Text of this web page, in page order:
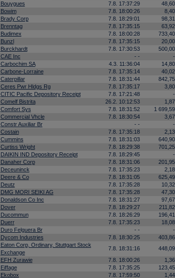
Bouygues 7.8. 17:37:29 48,60
Bowim 7.8. 18:00:26 8,40
Brady Corp 7.8. 18:29:01 98,31
Brenntag 7.8. 17:35:15 63,92
Budimex 7.8. 18:00:28 733,40
Bunzl 7.8. 17:35:15 20,00
Burckhardt 7.8. 17:30:53 500,00
CAE Inc - - -
Carbochim SA 4.3. 11:36:04 14,80
Carbone-Lorraine 7.8. 17:35:14 40,02
Caterpillar 7.8. 18:31:44 842,75
Ceres Pwr Hldgs Rg 7.8. 17:35:17 3,80
CITIC Pacific Depository Receipt 7.8. 17:21:48 -
Comelf Bistrita 26.2. 10:12:53 1,87
Comfort Sys 7.8. 18:31:52 1 699,59
Commercial Vhcle 7.8. 18:30:54 3,67
Constr Auxiliar Br - - -
Costain 7.8. 17:35:18 2,13
Cummins 7.8. 18:31:03 640,90
Curtiss Wright 7.8. 18:29:38 701,25
DAIKIN IND Depository Receipt 7.8. 18:29:45 -
Danaher Corp 7.8. 18:31:06 201,95
Deceuninck 7.8. 17:35:23 2,18
Deere & Co 7.8. 18:31:05 625,49
Deutz 7.8. 17:35:28 10,32
DMG MORI SEIKI AG 7.8. 17:35:28 47,30
Donaldson Co Inc 7.8. 18:31:27 97,67
Dover 7.8. 18:29:27 211,82
Ducommun 7.8. 18:26:29 196,41
Duerr 7.8. 17:35:23 18,08
Duro Felguera Br - - -
Dycom Industries 7.8. 18:30:25 403,86
Eaton Corp, Ordinary, Stuttgart Stock
Exchange
7.8. 18:31:16 448,09
EFH Zurawie 7.8. 18:00:26 1,36
Eiffage 7.8. 17:35:25 123,45
Ekobox 7.8. 17:59:50 1,44